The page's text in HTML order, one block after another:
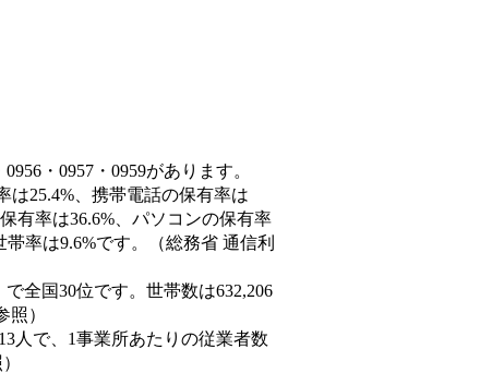
・0957・0959があります。
は25.4%、携帯電話の保有率は
有率は36.6%、パソコンの保有率
率は9.6%です。（総務省 通信利
全国30位です。世帯数は632,206
）
人で、1事業所あたりの従業者数